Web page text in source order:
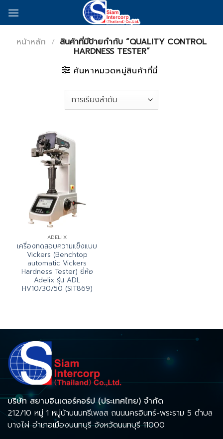
หน้าหลัก / สินค้าที่มีป้ายกำกับ “QUALITY CONTROL
HARDNESS TESTER”
ค้นหาหมวดหมู่สินค้าที่นี่
ADELIX
เครื่องทดสอบความแข็งแบบ
Vickers (Benchtop
automatic Vickers
Hardness Tester) ยี่ห้อ
Adelix รุ่น ADL
HV10/30/50 (SIT869)
บริษัท สยามอินเตอร์คอร์ป (ประเทศไทย) จำกัด
212/10 หมู่ 1 หมู่บ้านนนทรีเพลส ถนนนครอินทร์-พระราม 5 ตำบล
บางไผ่ อำเภอเมืองนนทบุรี จังหวัดนนทบุรี 11000